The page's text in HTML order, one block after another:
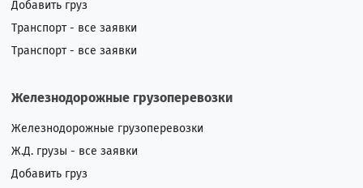
Добавить груз
Транспорт - все заявки
Транспорт - все заявки
Железнодорожные грузоперевозки
Железнодорожные грузоперевозки
Ж.Д. грузы - все заявки
Добавить груз